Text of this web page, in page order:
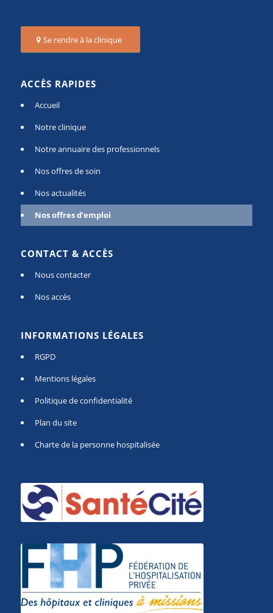
Se rendre à la clinique
ACCÈS RAPIDES
Accueil
Notre clinique
Notre annuaire des professionnels
Nos offres de soin
Nos actualités
Nos offres d’emploi
CONTACT & ACCÈS
Nous contacter
Nos accès
INFORMATIONS LÉGALES
RGPD
Mentions légales
Politique de confidentialité
Plan du site
Charte de la personne hospitalisée